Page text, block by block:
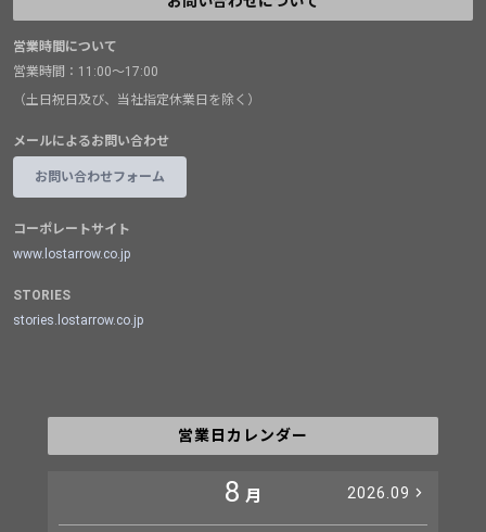
営業時間について
営業時間：11:00～17:00
（土日祝日及び、当社指定休業日を除く）
メールによるお問い合わせ
お問い合わせフォーム
コーポレートサイト
www.lostarrow.co.jp
STORIES
stories.lostarrow.co.jp
営業日カレンダー
8 月 2026.09